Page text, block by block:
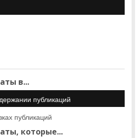
в...
публикаций
публикаций
которые...